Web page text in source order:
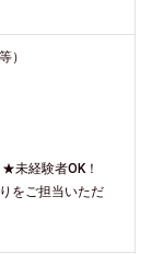
）
未経験者OK！
をご担当いただ